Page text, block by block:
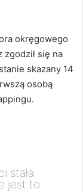
okręgowego
się na
skazany 14
osobą
stała
jest to